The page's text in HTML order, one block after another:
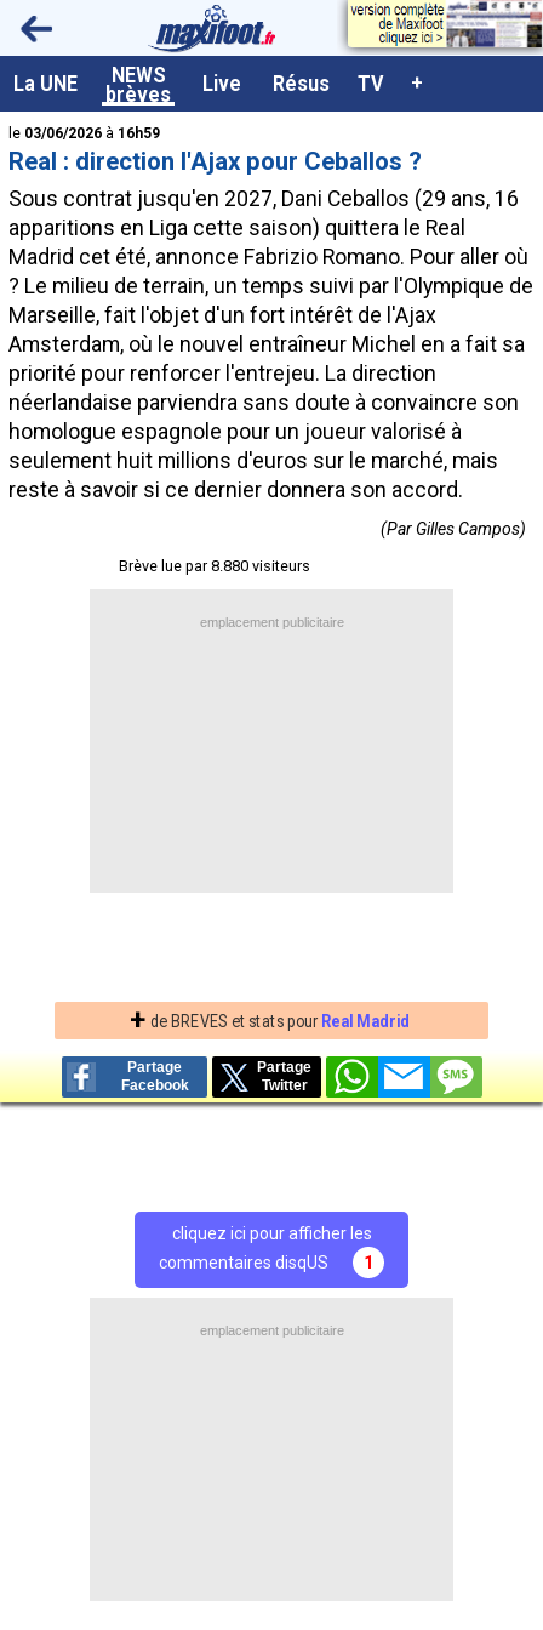
La UNE NEWS
brèves Live Résus TV +
<
le 03/06/2026 à 16h59
Real : direction l'Ajax pour Ceballos ?
Sous contrat jusqu'en 2027, Dani Ceballos (29 ans, 16
apparitions en Liga cette saison) quittera le Real
Madrid cet été, annonce Fabrizio Romano. Pour aller où
? Le milieu de terrain, un temps suivi par l'Olympique de
Marseille, fait l'objet d'un fort intérêt de l'Ajax
Amsterdam, où le nouvel entraîneur Michel en a fait sa
priorité pour renforcer l'entrejeu. La direction
néerlandaise parviendra sans doute à convaincre son
homologue espagnole pour un joueur valorisé à
seulement huit millions d'euros sur le marché, mais
reste à savoir si ce dernier donnera son accord.
(Par Gilles Campos)
Brève lue par 8.880 visiteurs
emplacement publicitaire
+ de BREVES et stats pour Real Madrid
Partage
Facebook
Partage
Twitter
cliquez ici pour afficher les
commentaires disqUS
1
emplacement publicitaire
A la UNE
Dernières brèves
Live / Matchs en direct
Résultats et Classements
Class. buteurs européens
Programme TV foot
Vidéos
Sondages
Tableau transferts L1
Taille de la police
Contact / Signaler un bug